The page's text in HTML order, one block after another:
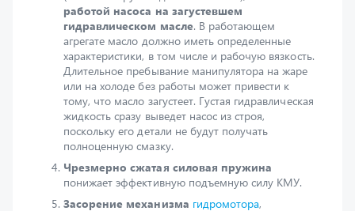
агрегате масло должно иметь определенные
характеристики, в том числе и рабочую вязкость.
Длительное пребывание манипулятора на жаре
или на холоде без работы может привести к
тому, что масло загустеет. Густая гидравлическая
жидкость сразу выведет насос из строя,
поскольку его детали не будут получать
полноценную смазку.
Чрезмерно сжатая силовая пружина
понижает эффективную подъемную силу КМУ.
Засорение механизмагидромотора,
управляющего положением колонны. Отметим,
что такая поломка встречается редко, но при